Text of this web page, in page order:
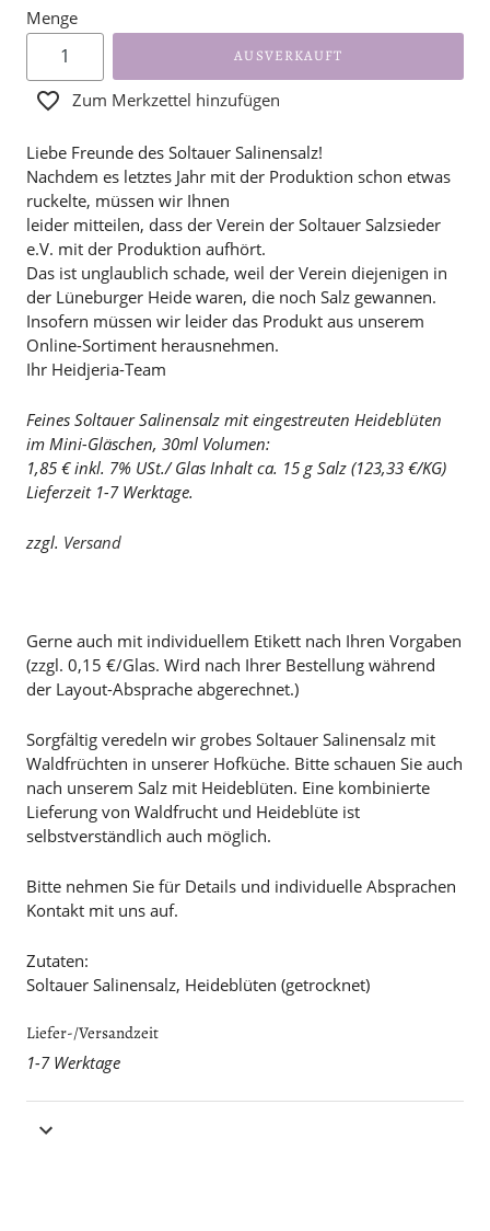
Menge
AUSVERKAUFT
Zum Merkzettel hinzufügen
Liebe Freunde des Soltauer Salinensalz!
Nachdem es letztes Jahr mit der Produktion schon etwas
ruckelte, müssen wir Ihnen
leider mitteilen, dass der Verein der Soltauer Salzsieder
e.V. mit der Produktion aufhört.
Das ist unglaublich schade, weil der Verein diejenigen in
der Lüneburger Heide waren, die noch Salz gewannen.
Insofern müssen wir leider das Produkt aus unserem
Online-Sortiment herausnehmen.
Ihr Heidjeria-Team
Feines Soltauer Salinensalz mit eingestreuten Heideblüten
im Mini-Gläschen, 30ml Volumen:
1,85 € inkl. 7% USt./ Glas Inhalt ca. 15 g Salz (123,33 €/KG)
Lieferzeit 1-7 Werktage.
zzgl. Versand
Gerne auch mit individuellem Etikett nach Ihren Vorgaben
(zzgl. 0,15 €/Glas. Wird nach Ihrer Bestellung während
der Layout-Absprache abgerechnet.)
Sorgfältig veredeln wir grobes Soltauer Salinensalz mit
Waldfrüchten in unserer Hofküche. Bitte schauen Sie auch
nach unserem Salz mit Heideblüten. Eine kombinierte
Lieferung von Waldfrucht und Heideblüte ist
selbstverständlich auch möglich.
Bitte nehmen Sie für Details und individuelle Absprachen
Kontakt mit uns auf.
Zutaten:
Soltauer Salinensalz, Heideblüten (getrocknet)
Liefer-/Versandzeit
1-7 Werktage